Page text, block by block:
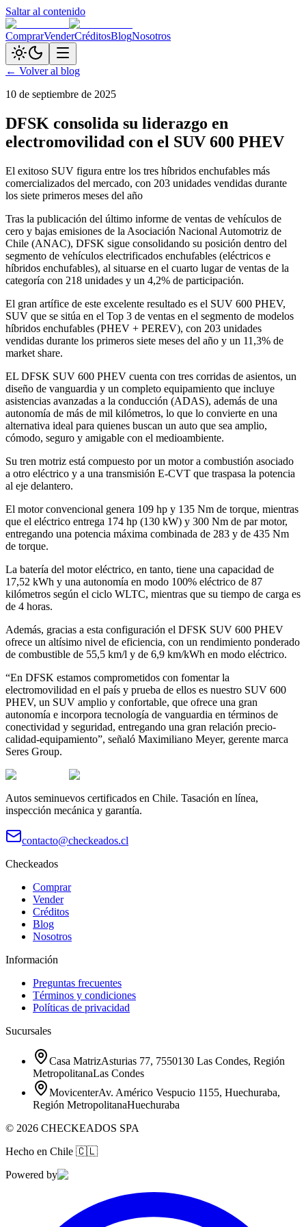
Saltar al contenido
ComprarVenderCréditosBlogNosotros
← Volver al blog
10 de septiembre de 2025
DFSK consolida su liderazgo en
electromovilidad con el SUV 600 PHEV
El exitoso SUV figura entre los tres híbridos enchufables más
comercializados del mercado, con 203 unidades vendidas durante
los siete primeros meses del año
Tras la publicación del último informe de ventas de vehículos de
cero y bajas emisiones de la Asociación Nacional Automotriz de
Chile (ANAC), DFSK sigue consolidando su posición dentro del
segmento de vehículos electrificados enchufables (eléctricos e
híbridos enchufables), al situarse en el cuarto lugar de ventas de la
categoría con 218 unidades y un 4,2% de participación.
El gran artífice de este excelente resultado es el SUV 600 PHEV,
SUV que se sitúa en el Top 3 de ventas en el segmento de modelos
híbridos enchufables (PHEV + PEREV), con 203 unidades
vendidas durante los primeros siete meses del año y un 11,3% de
market share.
EL DFSK SUV 600 PHEV cuenta con tres corridas de asientos, un
diseño de vanguardia y un completo equipamiento que incluye
asistencias avanzadas a la conducción (ADAS), además de una
autonomía de más de mil kilómetros, lo que lo convierte en una
alternativa ideal para quienes buscan un auto que sea amplio,
cómodo, seguro y amigable con el medioambiente.
Su tren motriz está compuesto por un motor a combustión asociado
a otro eléctrico y a una transmisión E-CVT que traspasa la potencia
al eje delantero.
El motor convencional genera 109 hp y 135 Nm de torque, mientras
que el eléctrico entrega 174 hp (130 kW) y 300 Nm de par motor,
entregando una potencia máxima combinada de 283 y de 435 Nm
de torque.
La batería del motor eléctrico, en tanto, tiene una capacidad de
17,52 kWh y una autonomía en modo 100% eléctrico de 87
kilómetros según el ciclo WLTC, mientras que su tiempo de carga es
de 4 horas.
Además, gracias a esta configuración el DFSK SUV 600 PHEV
ofrece un altísimo nivel de eficiencia, con un rendimiento ponderado
de combustible de 55,5 km/l y de 6,9 km/kWh en modo eléctrico.
“En DFSK estamos comprometidos con fomentar la
electromovilidad en el país y prueba de ellos es nuestro SUV 600
PHEV, un SUV amplio y confortable, que ofrece una gran
autonomía e incorpora tecnología de vanguardia en términos de
conectividad y seguridad, entregando una gran relación precio-
calidad-equipamiento”, señaló Maximiliano Meyer, gerente marca
Seres Group.
Autos seminuevos certificados en Chile. Tasación en línea,
inspección mecánica y garantía.
contacto@checkeados.cl
Checkeados
Comprar
Vender
Créditos
Blog
Nosotros
Información
Preguntas frecuentes
Términos y condiciones
Políticas de privacidad
Sucursales
Casa MatrizAsturias 77, 7550130 Las Condes, Región
MetropolitanaLas Condes
MovicenterAv. Américo Vespucio 1155, Huechuraba,
Región MetropolitanaHuechuraba
© 2026 CHECKEADOS SPA
Hecho en Chile 🇨🇱
Powered by